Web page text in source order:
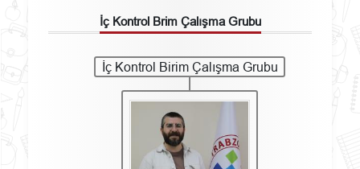
İç Kontrol Brim Çalışma Grubu
İç Kontrol Birim Çalışma Grubu